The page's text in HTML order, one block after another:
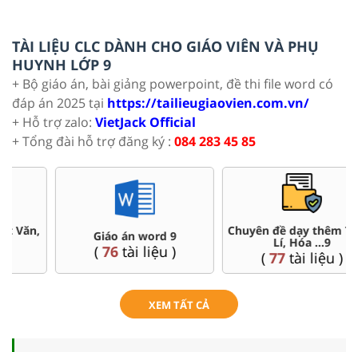
TÀI LIỆU CLC DÀNH CHO GIÁO VIÊN VÀ PHỤ
HUYNH LỚP 9
+ Bộ giáo án, bài giảng powerpoint, đề thi file word có
đáp án 2025 tại https://tailieugiaovien.com.vn/
+ Hỗ trợ zalo: VietJack Official
+ Tổng đài hỗ trợ đăng ký : 084 283 45 85
Chuyên đề dạy thêm Toán,
Lí, Hóa ...9
tài liệu )
Đề thi HSG 9
tài liệu )
XEM TẤT CẢ